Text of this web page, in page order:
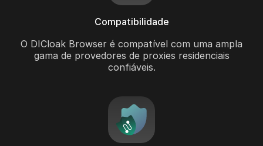
Compatibilidade
O DICloak Browser é compatível com uma ampla
gama de provedores de proxies residenciais
confiáveis.